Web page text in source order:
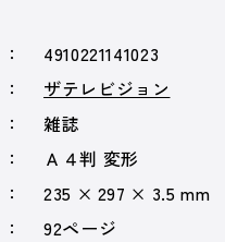
4910221141023
ザテレビジョン
雑誌
Ａ４判 変形
235 × 297 × 3.5 mm
92ページ